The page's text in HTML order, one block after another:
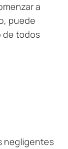
a
puede
de todos
negligentes